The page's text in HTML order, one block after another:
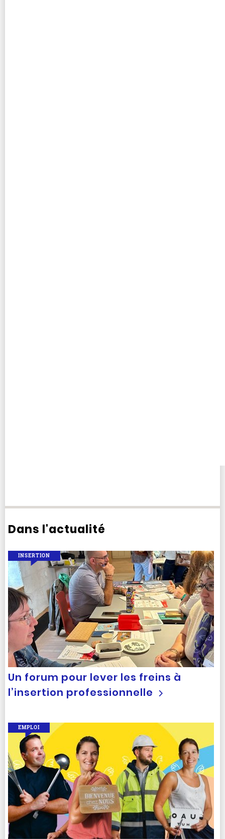
Dans l'actualité
Un forum pour lever les freins à
l’insertion professionnelle
INSERTION
EMPLOI